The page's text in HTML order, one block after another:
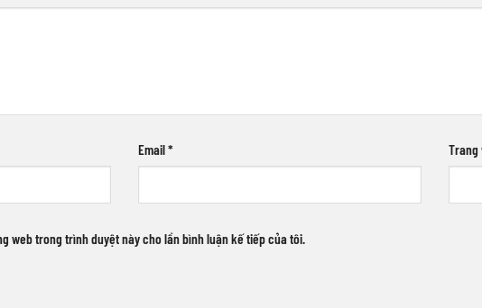
Email* Trang
web trong trình duyệt này cho lần bình luận kế tiếp của tôi.